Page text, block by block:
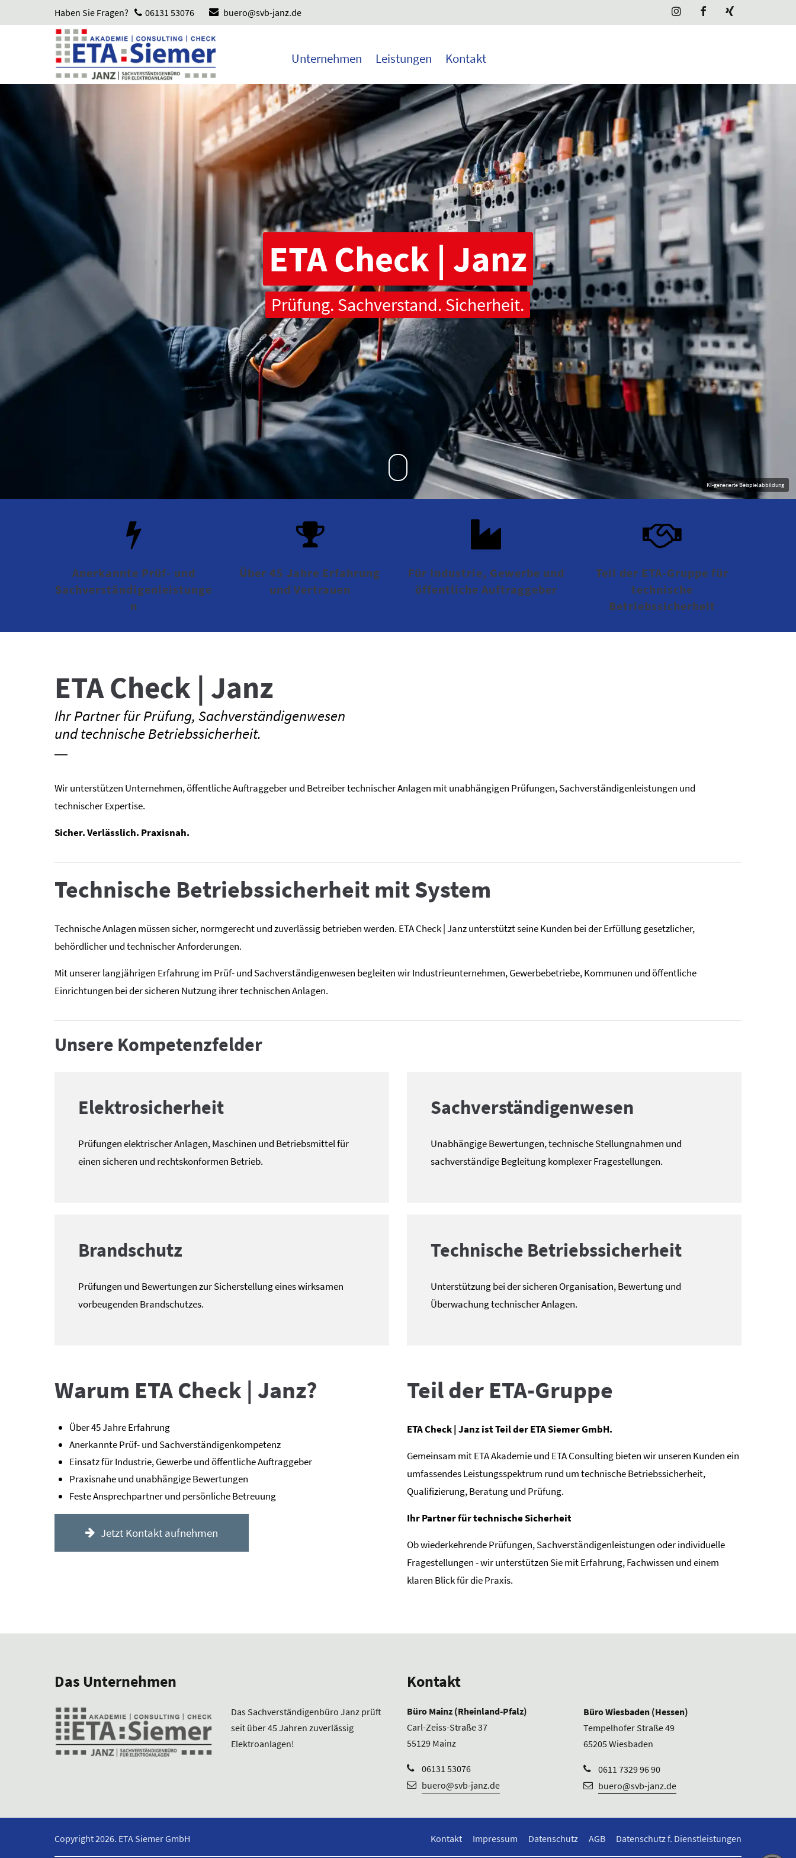
Haben Sie Fragen? 06131 53076 buero@svb-janz.de
Unternehmen Leistungen Kontakt
ETA Check | Janz
Prüfung. Sachverstand. Sicherheit.
Anerkannte Prüf- und
Sachverständigenleistunge
n
Über 45 Jahre Erfahrung
und Vertrauen
Für Industrie, Gewerbe und
öffentliche Auftraggeber
Teil der ETA-Gruppe für
technische
Betriebssicherheit
ETA Check | Janz
Ihr Partner für Prüfung, ­Sachverständigenwesen
und technische Betriebssicherheit.
Wir unterstützen Unternehmen, öffentliche Auftraggeber und Betreiber technischer Anlagen mit unabhängigen Prüfungen, Sachverständigenleistungen und
technischer Expertise.
Sicher. Verlässlich. Praxisnah.
Technische Betriebssicherheit mit System
Technische Anlagen müssen sicher, normgerecht und zuverlässig betrieben werden. ETA Check | Janz unterstützt seine Kunden bei der Erfüllung gesetzlicher,
behördlicher und technischer Anforderungen.
Mit unserer langjährigen Erfahrung im Prüf- und Sachverständigenwesen begleiten wir Industrieunternehmen, Gewerbebetriebe, Kommunen und öffentliche
Einrichtungen bei der sicheren Nutzung ihrer technischen Anlagen.
Unsere Kompetenzfelder
Elektrosicherheit
Prüfungen elektrischer Anlagen, Maschinen und Betriebsmittel für
einen sicheren und rechtskonformen Betrieb.
Sachverständigenwesen
Unabhängige Bewertungen, technische Stellungnahmen und
sachverständige Begleitung komplexer Fragestellungen.
Brandschutz
Prüfungen und Bewertungen zur Sicherstellung eines wirksamen
vorbeugenden Brandschutzes.
Technische Betriebssicherheit
Unterstützung bei der sicheren Organisation, Bewertung und
Überwachung technischer Anlagen.
Warum ETA Check | Janz?
Über 45 Jahre Erfahrung
Anerkannte Prüf- und Sachverständigenkompetenz
Einsatz für Industrie, Gewerbe und öffentliche Auftraggeber
Praxisnahe und unabhängige Bewertungen
Feste Ansprechpartner und persönliche Betreuung
Jetzt Kontakt aufnehmen
Teil der ETA-Gruppe
ETA Check | Janz ist Teil der ETA Siemer GmbH.
Gemeinsam mit ETA Akademie und ETA Consulting bieten wir unseren Kunden ein
umfassendes Leistungsspektrum rund um technische Betriebssicherheit,
Qualifizierung, Beratung und Prüfung.
Ihr Partner für technische Sicherheit
Ob wiederkehrende Prüfungen, Sachverständigenleistungen oder individuelle
Fragestellungen - wir unterstützen Sie mit Erfahrung, Fachwissen und einem
klaren Blick für die Praxis.
Das Unternehmen
Das Sachverständigenbüro Janz prüft
seit über 45 Jahren zuverlässig
Elektroanlagen!
Kontakt
Büro Mainz (Rheinland-Pfalz)
Carl-Zeiss-Straße 37
55129 Mainz
06131 53076
buero@svb-janz.de
Büro Wiesbaden (Hessen)
Tempelhofer Straße 49
65205 Wiesbaden
0611 7329 96 90
buero@svb-janz.de
Copyright 2026. ETA Siemer GmbH Kontakt Impressum Datenschutz AGB Datenschutz f. Dienstleistungen